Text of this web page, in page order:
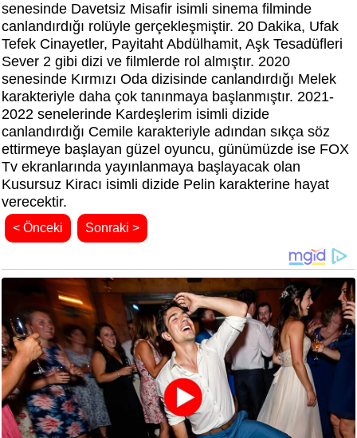
senesinde Davetsiz Misafir isimli sinema filminde
canlandırdığı rolüyle gerçekleşmiştir. 20 Dakika, Ufak
Tefek Cinayetler, Payitaht Abdülhamit, Aşk Tesadüfleri
Sever 2 gibi dizi ve filmlerde rol almıştır. 2020
senesinde Kırmızı Oda dizisinde canlandırdığı Melek
karakteriyle daha çok tanınmaya başlanmıştır. 2021-
2022 senelerinde Kardeşlerim isimli dizide
canlandırdığı Cemile karakteriyle adından sıkça söz
ettirmeye başlayan güzel oyuncu, günümüzde ise FOX
Tv ekranlarında yayınlanmaya başlayacak olan
Kusursuz Kiracı isimli dizide Pelin karakterine hayat
verecektir.
< Önceki Sonraki >